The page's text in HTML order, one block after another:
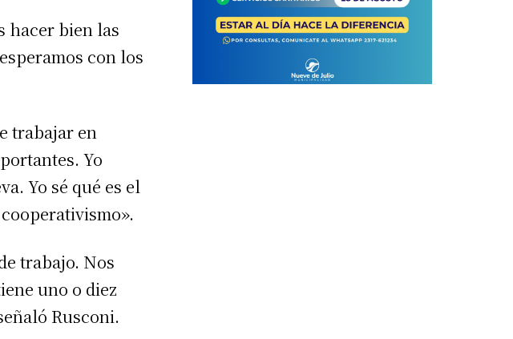
hacer bien las
con los
trabajar en
Yo
Yo sé qué es el
trabajo. Nos
uno o diez
Rusconi.